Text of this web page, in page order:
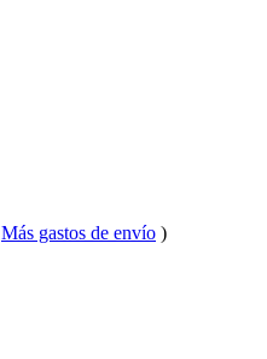
Más gastos de envío )